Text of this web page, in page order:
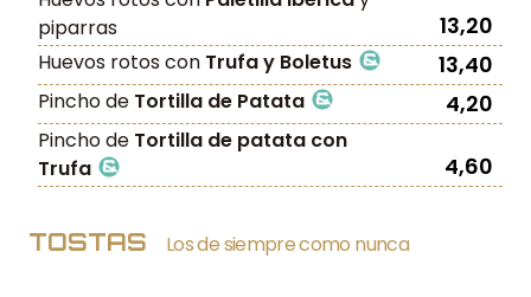
piparras
13,20
Huevos rotos con Trufa y Boletus 13,40
Pincho de Tortilla de Patata 4,20
Pincho de Tortilla de patata con
Trufa
4,60
TOSTAS Los de siempre como nunca